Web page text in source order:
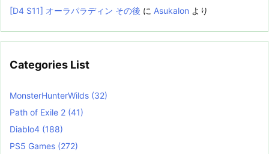
[D4 S11] オーラパラディン その後 に Asukalon より
Categories List
MonsterHunterWilds (32)
Path of Exile 2 (41)
Diablo4 (188)
PS5 Games (272)